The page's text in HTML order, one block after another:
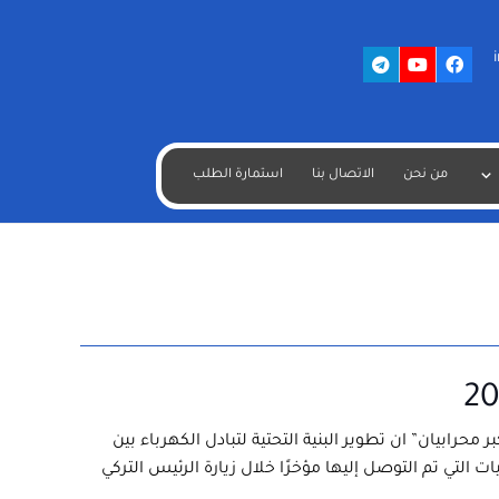
من نحن الاتصال بنا استمارة الطلب
محرابيان” ان تطوير البنية التحتية لتبادل الكهرباء بين
التي تم التوصل إليها مؤخرًا خلال زيارة الرئيس التركي